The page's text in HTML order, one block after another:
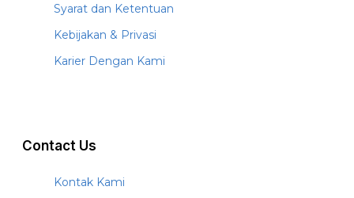
Syarat dan Ketentuan
Kebijakan & Privasi
Karier Dengan Kami
Contact Us
Kontak Kami